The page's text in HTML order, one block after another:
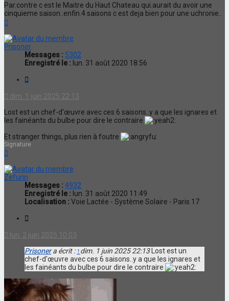
Par.contre c est le Maitre du Haut Chateau qui.aurait du avoir une
cinquieme saison..enfin.4 saisons c est deja bien pour une uchronie..
Prisoner
Messages : 5302
Enregistré le : lun. 31 août 2020 18:56
dim. 1 juin 2025 22:13
Lost est un chef-d'œuvre avec ces 6 saisons..y a que les ignares et
les fainéants du bulbe pour dire le contraire
Et stranger things, plus rien à foutre
Signature
Zefurin
Messages : 4932
Enregistré le : lun. 31 août 2020 11:49
Localisation : Voie Lactée - Système Solaire - Paris 17
lun. 2 juin 2025 10:03
Prisonera écrit : ↑dim. 1 juin 2025 22:13Lost est un
chef-d'œuvre avec ces 6 saisons..y a que les ignares et
les fainéants du bulbe pour dire le contraire